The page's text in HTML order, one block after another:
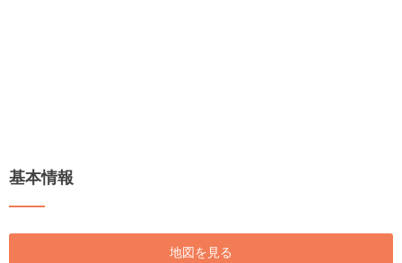
基本情報
地図を見る